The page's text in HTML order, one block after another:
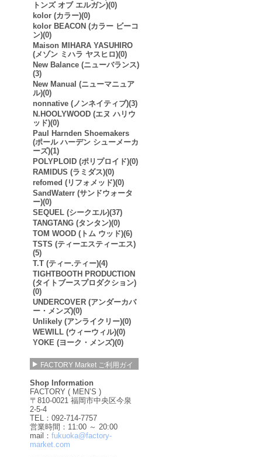
トンズ オブ エルガン)(0)
kolor (カラー)(0)
kolor BEACON (カラー ビーコ
ン)(0)
Maison MIHARA YASUHIRO
(メゾン ミハラ ヤスヒロ)(0)
New Balance (ニューバランス)
(3)
New Manual (ニューマニュア
ル)(0)
nonnative (ノンネイティブ)(3)
N.HOOLYWOOD (エヌ ハリウ
ッド)(0)
Paul Harnden Shoemakers
(ポール ハーデン シューメーカ
ーズ)(1)
POLYPLOID (ポリプロイド)(0)
RAMIDUS (ラミダス)(0)
refomed (リフォメッド)(0)
SandWaterr (サンドウォータ
ー)(0)
SEQUEL (シークエル)(37)
TANGTANG (タンタン)(0)
TOM WOOD (トム ウッド)(6)
TSTS (ティーエスティーエス)
(5)
T.T (ティー.ティー)(4)
TIGHTBOOTH PRODUCTION
(タイトブースプロダクション)
(0)
UNDERCOVER (アンダーカバ
ー・メンズ)(0)
Unlikely (アンライクリー)(0)
WEWILL (ウィーウィル)(0)
YOKE (ヨーク・メンズ)(0)
FACTORY Market ご利用ガイ
Shop Information
FACTORY ( MEN’S )
〒810-0021 福岡市中央区今泉
2-5-4
TEL：092-714-7757
営業時間：11:00 ～ 20:00
mail： fukuoka@factory-
market.com